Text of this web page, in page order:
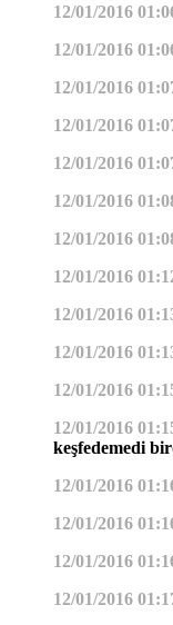
12/01/2016
12/01/2016
12/01/2016
12/01/2016
12/01/2016
12/01/2016
12/01/2016
12/01/2016
12/01/2016
12/01/2016
12/01/2016
12/01/2016
keşfedemedi
12/01/2016
12/01/2016
12/01/2016
12/01/2016